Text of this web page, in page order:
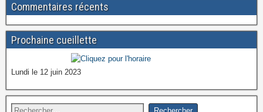
Commentaires récents
Prochaine cueillette
Lundi le 12 juin 2023